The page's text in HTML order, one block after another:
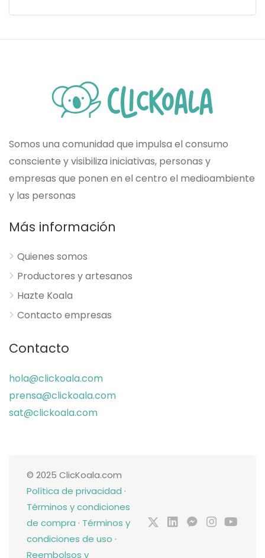
Somos una comunidad que impulsa el consumo
consciente y visibiliza iniciativas, personas y
empresas que ponen en el centro el medioambiente
y las personas
Más información
Quienes somos
Productores y artesanos
Hazte Koala
Contacto empresas
Contacto
hola@clickoala.com
prensa@clickoala.com
sat@clickoala.com
© 2025 ClicKoala.com
Política de privacidad ·
Términos y condiciones
de compra · Términos y
condiciones de uso ·
Reembolsos y